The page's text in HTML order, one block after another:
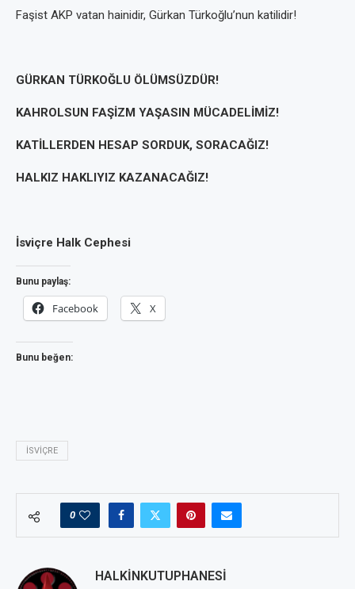
Faşist AKP vatan hainidir, Gürkan Türkoğlu’nun katilidir!
GÜRKAN TÜRKOĞLU ÖLÜMSÜZDÜR!
KAHROLSUN FAŞİZM YAŞASIN MÜCADELİMİZ!
KATİLLERDEN HESAP SORDUK, SORACAĞIZ!
HALKIZ HAKLIYIZ KAZANACAĞIZ!
İsviçre Halk Cephesi
Bunu paylaş:
Facebook X
Bunu beğen:
ISVIÇRE
0
HALKINKUTUPHANESI